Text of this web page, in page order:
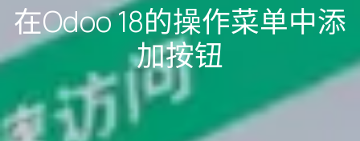
在Odoo 18的操作菜单中添
加按钮